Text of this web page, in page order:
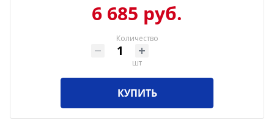
6 685 руб.
Количество
шт
КУПИТЬ